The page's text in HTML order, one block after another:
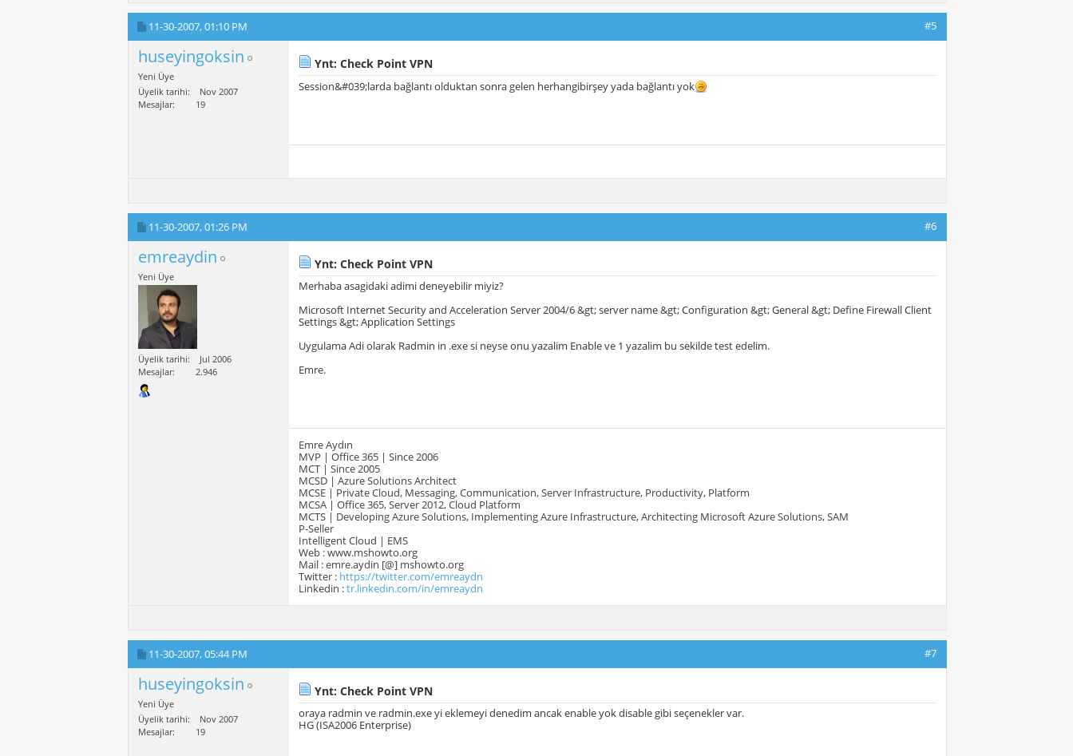
11-30-2007,01:10 PM #5
huseyingoksin
Yeni Üye
Üyelik tarihi
Nov 2007
Mesajlar
19
Ynt: Check Point VPN
Session&#039;larda bağlantı olduktan sonra gelen herhangibirşey yada bağlantı yok
11-30-2007,01:26 PM #6
emreaydin
Yeni Üye
Üyelik tarihi
Jul 2006
Mesajlar
2.946
Ynt: Check Point VPN
Merhaba asagidaki adimi deneyebilir miyiz?
Microsoft Internet Security and Acceleration Server 2004/6 &gt; server name &gt; Configuration &gt; General &gt; Define Firewall Client
Settings &gt; Application Settings
Uygulama Adi olarak Radmin in .exe si neyse onu yazalim Enable ve 1 yazalim bu sekilde test edelim.
Emre.
Emre Aydın
MVP | Office 365 | Since 2006
MCT | Since 2005
MCSD | Azure Solutions Architect
MCSE | Private Cloud, Messaging, Communication, Server Infrastructure, Productivity, Platform
MCSA | Office 365, Server 2012, Cloud Platform
MCTS | Developing Azure Solutions, Implementing Azure Infrastructure, Architecting Microsoft Azure Solutions, SAM
P-Seller
Intelligent Cloud | EMS
Web : www.mshowto.org
Mail : emre.aydin [@] mshowto.org
Twitter : https://twitter.com/emreaydn
Linkedin :tr.linkedin.com/in/emreaydn
11-30-2007,05:44 PM #7
huseyingoksin
Yeni Üye
Üyelik tarihi
Nov 2007
Mesajlar
19
Ynt: Check Point VPN
oraya radmin ve radmin.exe yi eklemeyi denedim ancak enable yok disable gibi seçenekler var.
HG (ISA2006 Enterprise)